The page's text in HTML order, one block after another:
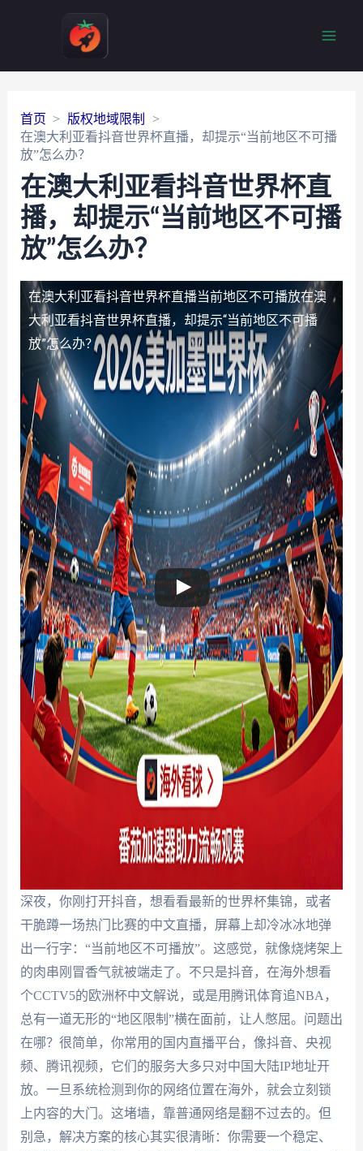
首页
版权地域限制
在澳大利亚看抖音世界杯直播，却提示“当前地区不可播
放”怎么办？
在澳大利亚看抖音世界杯直
播，却提示“当前地区不可播
放”怎么办？
在澳大利亚看抖音世界杯直播当前地区不可播放在澳
大利亚看抖音世界杯直播，却提示“当前地区不可播
放”怎么办？
深夜，你刚打开抖音，想看看最新的世界杯集锦，或者
干脆蹲一场热门比赛的中文直播，屏幕上却冷冰冰地弹
出一行字：“当前地区不可播放”。这感觉，就像烧烤架上
的肉串刚冒香气就被端走了。不只是抖音，在海外想看
个CCTV5的欧洲杯中文解说，或是用腾讯体育追NBA，
总有一道无形的“地区限制”横在面前，让人憋屈。问题出
在哪？很简单，你常用的国内直播平台，像抖音、央视
频、腾讯视频，它们的服务大多只对中国大陆IP地址开
放。一旦系统检测到你的网络位置在海外，就会立刻锁
上内容的大门。这堵墙，靠普通网络是翻不过去的。但
别急，解决方案的核心其实很清晰：你需要一个稳定、